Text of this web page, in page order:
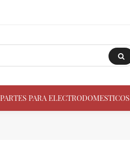
PARTES PARA ELECTRODOMESTICOS